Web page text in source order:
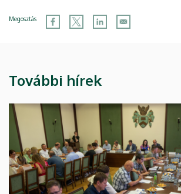
Megosztás
További hírek